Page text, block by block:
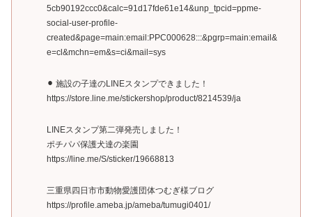
5cb90192ccc0&calc=91d17fde61e14&unp_tpcid=ppme-
social-user-profile-
created&page=main:email:PPC000628:::&pgrp=main:email&
e=cl&mchn=em&s=ci&mail=sys
⚫︎ 施設の子達のLINEスタンプできました！
https://store.line.me/stickershop/product/8214539/ja
LINEスタンプ第二弾発売しました！
ポチパパ保護犬達の楽園
https://line.me/S/sticker/19668813
三重県四日市市動物愛護団体つむぎ様ブログ
https://profile.ameba.jp/ameba/tumugi0401/